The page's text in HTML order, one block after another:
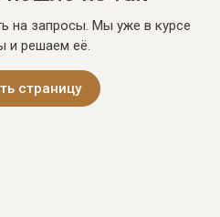
на запросы. Мы уже в курсе
и решаем её.
страницу